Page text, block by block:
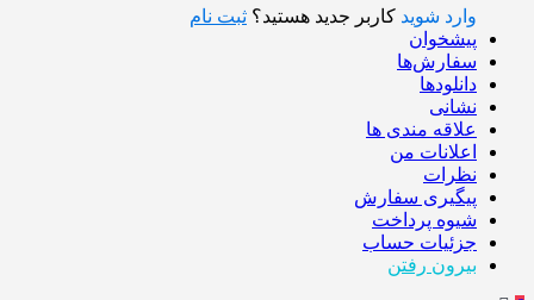
وارد شوید کاربر جدید هستید؟ ثبت نام
پیشخوان
سفارش‌ها
دانلودها
نشانی
علاقه مندی ها
اعلانات من
نظرات
پیگیری سفارش
شیوه پرداخت
جزئیات حساب
بیرون رفتن